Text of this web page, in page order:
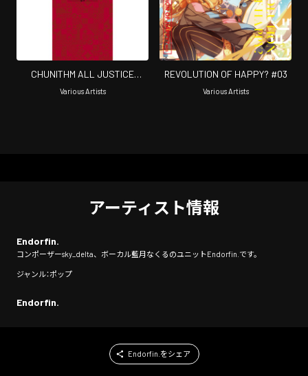
CHUNITHM ALL JUSTICE
COLLECTION episode II 3
Various Artists
REVOLUTION OF HAPPY? #03
Various Artists
アーティスト情報
Endorfin.
コンポーザーsky_delta、ボーカル藍月なくるのユニットEndorfin.です。
ジャンル：ポップ
Endorfin.
Endorfin.をシェア